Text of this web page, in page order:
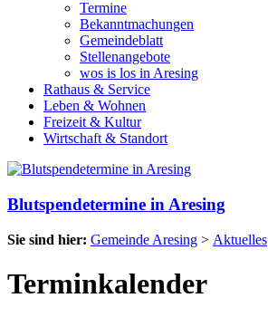
Termine
Bekanntmachungen
Gemeindeblatt
Stellenangebote
wos is los in Aresing
Rathaus & Service
Leben & Wohnen
Freizeit & Kultur
Wirtschaft & Standort
Blutspendetermine in Aresing
Sie sind hier: Gemeinde Aresing > Aktuelles
Terminkalender